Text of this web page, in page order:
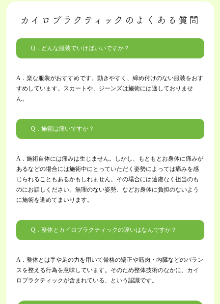
カイロプラクティックのよくある質問
Q．どんな服装でいけばいいですか？
A．楽な服装がおすすめです。動きやすく、締め付けのない服装をおす
すめしています。スカートや、ジーンズは施術には適しておりませ
ん。
Q．施術は痛いですか？
A． 施術自体には痛みは生じません。しかし、もともとお身体に痛みが
あるなどの場合には施術中にとっていただく姿勢によっては痛みを感
じられることもあるかもしれません。その場合には遠慮なく担当のも
のにお話しください。無理のない姿勢、などお身体に負担のないよう
に施術を進めてまいります。
Q．整体とカイロプラクティックの違いはなんですか？
A． 整体とは手や足の力を用いて骨格の矯正や筋肉・内臓などのバラン
スを整える行為を意味しています。そのため整体技術のなかに、カイ
ロプラクティックが含まれている、という認識です。